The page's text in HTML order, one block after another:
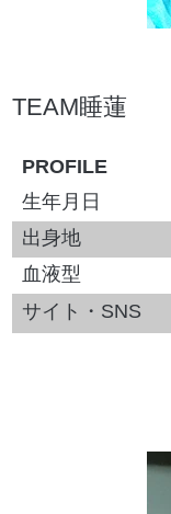
TEAM睡蓮
PROFILE
生年月日
出身地
血液型
サイト・SNS